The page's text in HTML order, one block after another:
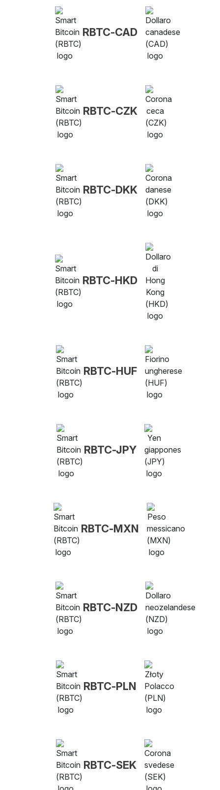
RBTC-CAD
RBTC-CZK
RBTC-DKK
RBTC-HKD
RBTC-HUF
RBTC-JPY
RBTC-MXN
RBTC-NZD
RBTC-PLN
RBTC-SEK